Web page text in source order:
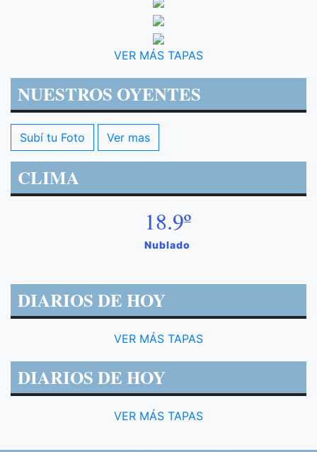
VER MÁS TAPAS
NUESTROS OYENTES
Subí tu Foto Ver mas
CLIMA
18.9º
Nublado
DIARIOS DE HOY
VER MÁS TAPAS
DIARIOS DE HOY
VER MÁS TAPAS